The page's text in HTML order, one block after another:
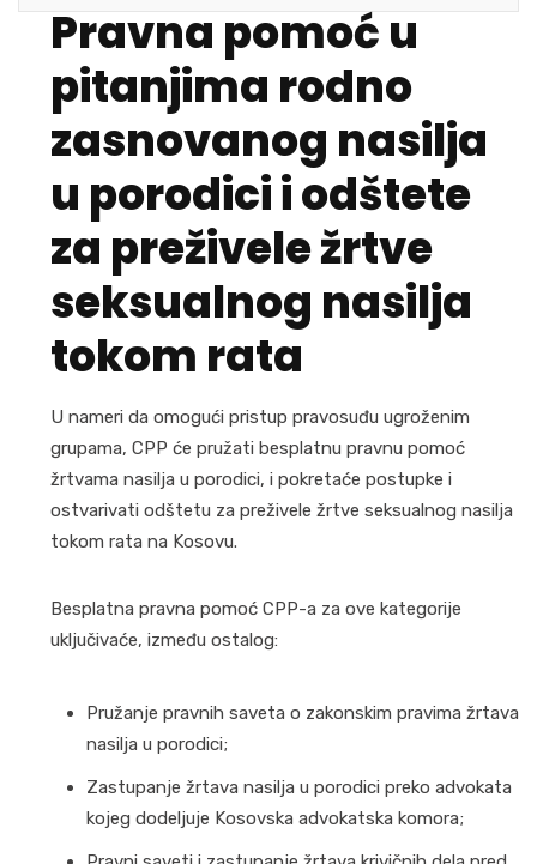
Pravna pomoć u
pitanjima rodno
zasnovanog nasilja
u porodici i odštete
za preživele žrtve
seksualnog nasilja
tokom rata
U nameri da omogući pristup pravosuđu ugroženim
grupama, CPP će pružati besplatnu pravnu pomoć
žrtvama nasilja u porodici, i pokretaće postupke i
ostvarivati odštetu za preživele žrtve seksualnog nasilja
tokom rata na Kosovu.
Besplatna pravna pomoć CPP-a za ove kategorije
uključivaće, između ostalog:
Pružanje pravnih saveta o zakonskim pravima žrtava
nasilja u porodici;
Zastupanje žrtava nasilja u porodici preko advokata
kojeg dodeljuje Kosovska advokatska komora;